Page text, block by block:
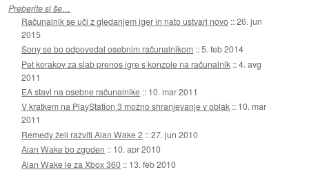
Preberite si še…
Računalnik se uči z gledanjem iger in nato ustvari novo ::26. jun
2015
Sony se bo odpovedal osebnim računalnikom ::5. feb 2014
Pet korakov za slab prenos igre s konzole na računalnik ::4. avg
2011
EA stavi na osebne računalnike :: 10. mar 2011
V kratkem na PlayStation 3 možno shranjevanje v oblak :: 10. mar
2011
Remedy želi razviti Alan Wake 2 ::27. jun 2010
Alan Wake bo zgoden :: 10. apr 2010
Alan Wake le za Xbox 360 :: 13. feb 2010